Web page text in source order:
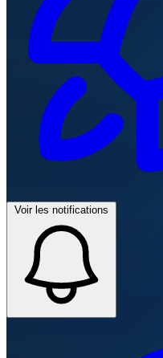
Voir les notifications